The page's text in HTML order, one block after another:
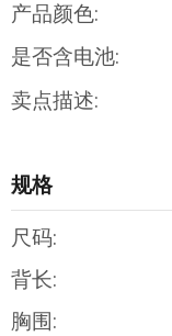
产品颜色:
是否含电池:
卖点描述:
规格
尺码:
背长:
胸围: